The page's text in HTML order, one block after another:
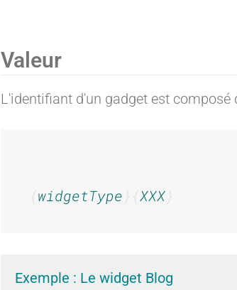
:
I
n
Valeur
L'identifiant d'un gadget est composé
widgetType XXX
Exemple : Le widget Blog